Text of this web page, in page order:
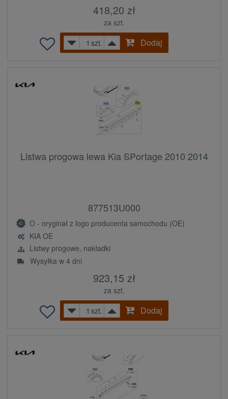
418,20 zł
za szt.
szt.
Dodaj
Listwa progowa lewa Kia SPortage 2010 2014
877513U000
O - oryginał z logo producenta samochodu (OE)
KIA OE
Listwy progowe, nakładki
Wysyłka w 4 dni
923,15 zł
za szt.
szt.
Dodaj